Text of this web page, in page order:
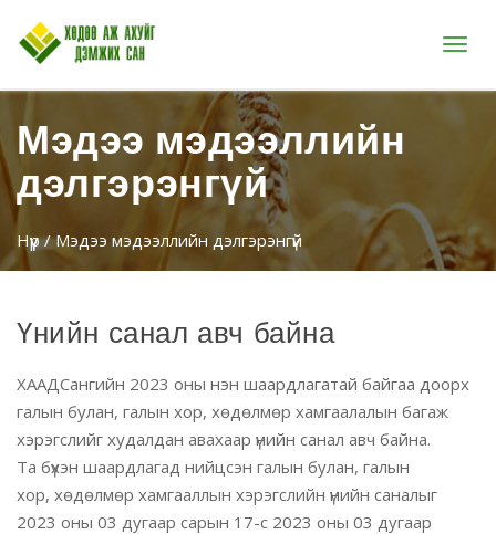
Цэс
Мэдээ мэдээллийн
дэлгэрэнгүй
Нүүр/ Мэдээ мэдээллийн дэлгэрэнгүй
Үнийн санал авч байна
ХААДСангийн 2023 оны нэн шаардлагатай байгаа доорх
галын булан, галын хор, хөдөлмөр хамгаалалын багаж
хэрэгслийг худалдан авахаар үнийн санал авч байна.
Та бүхэн шаардлагад нийцсэн галын булан, галын
хор, хөдөлмөр хамгааллын хэрэгслийн үнийн саналыг
2023 оны 03 дугаар сарын 17-с 2023 оны 03 дугаар